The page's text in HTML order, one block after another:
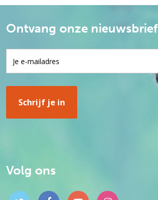
Ontvang onze nieuwsbrief
Volg ons